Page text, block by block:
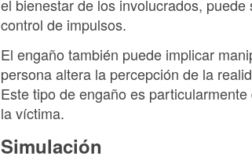
el bienestar de los involucrados,
control de impulsos.
El engaño también puede implicar
persona altera la percepción de la
Este tipo de engaño es
la víctima.
Simulación